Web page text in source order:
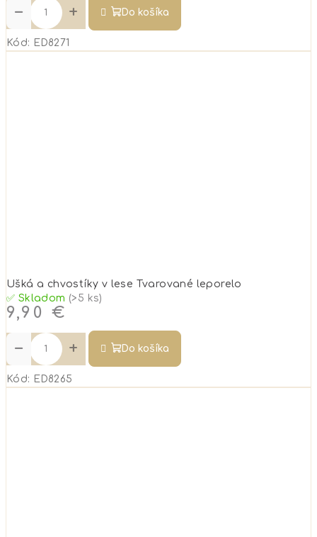
+
− Do košíka
Kód: ED8271
Ušká a chvostíky v lese Tvarované leporelo
✅ Skladom (>5 ks)
9,90 €
+
− Do košíka
Kód: ED8265